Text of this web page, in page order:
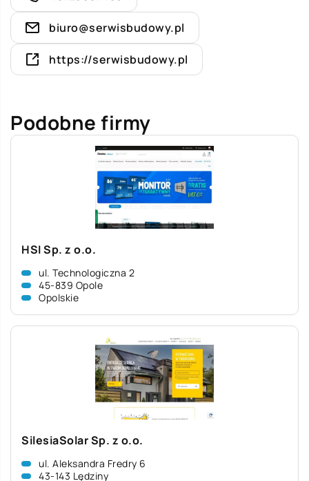
biuro@serwisbudowy.pl
https://serwisbudowy.pl
Podobne firmy
HSI Sp. z o.o.
ul. Technologiczna 2
45-839 Opole
Opolskie
SilesiaSolar Sp. z o.o.
ul. Aleksandra Fredry 6
43-143 Lędziny